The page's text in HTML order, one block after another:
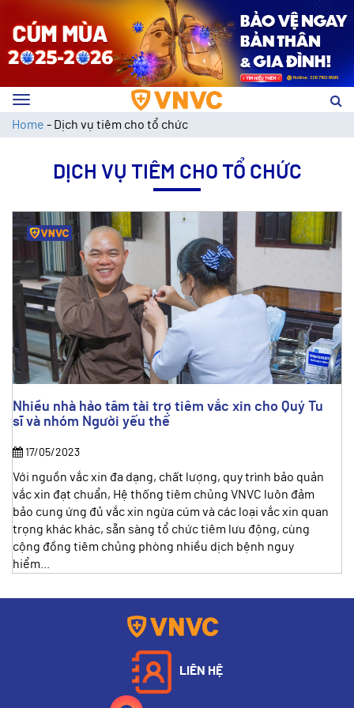
navigation
Home - Dịch vụ tiêm cho tổ chức
DỊCH VỤ TIÊM CHO TỔ CHỨC
Nhiều nhà hảo tâm tài trợ tiêm vắc xin cho Quý Tu
sĩ và nhóm Người yếu thế
17/05/2023
Với nguồn vắc xin đa dạng, chất lượng, quy trình bảo quản
vắc xin đạt chuẩn, Hệ thống tiêm chủng VNVC luôn đảm
bảo cung ứng đủ vắc xin ngừa cúm và các loại vắc xin quan
trọng khác khác, sẵn sàng tổ chức tiêm lưu động, cùng
cộng đồng tiêm chủng phòng nhiều dịch bệnh nguy
hiểm...
LIÊN HỆ